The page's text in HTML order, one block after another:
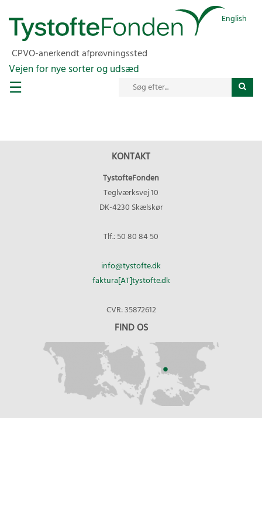
English
CPVO-anerkendt afprøvningssted
Vejen for nye sorter og udsæd
☰
KONTAKT
TystofteFonden
Teglværksvej 10
DK-4230 Skælskør
Tlf.: 50 80 84 50
info@tystofte.dk
faktura[AT]tystofte.dk
CVR: 35872612
FIND OS